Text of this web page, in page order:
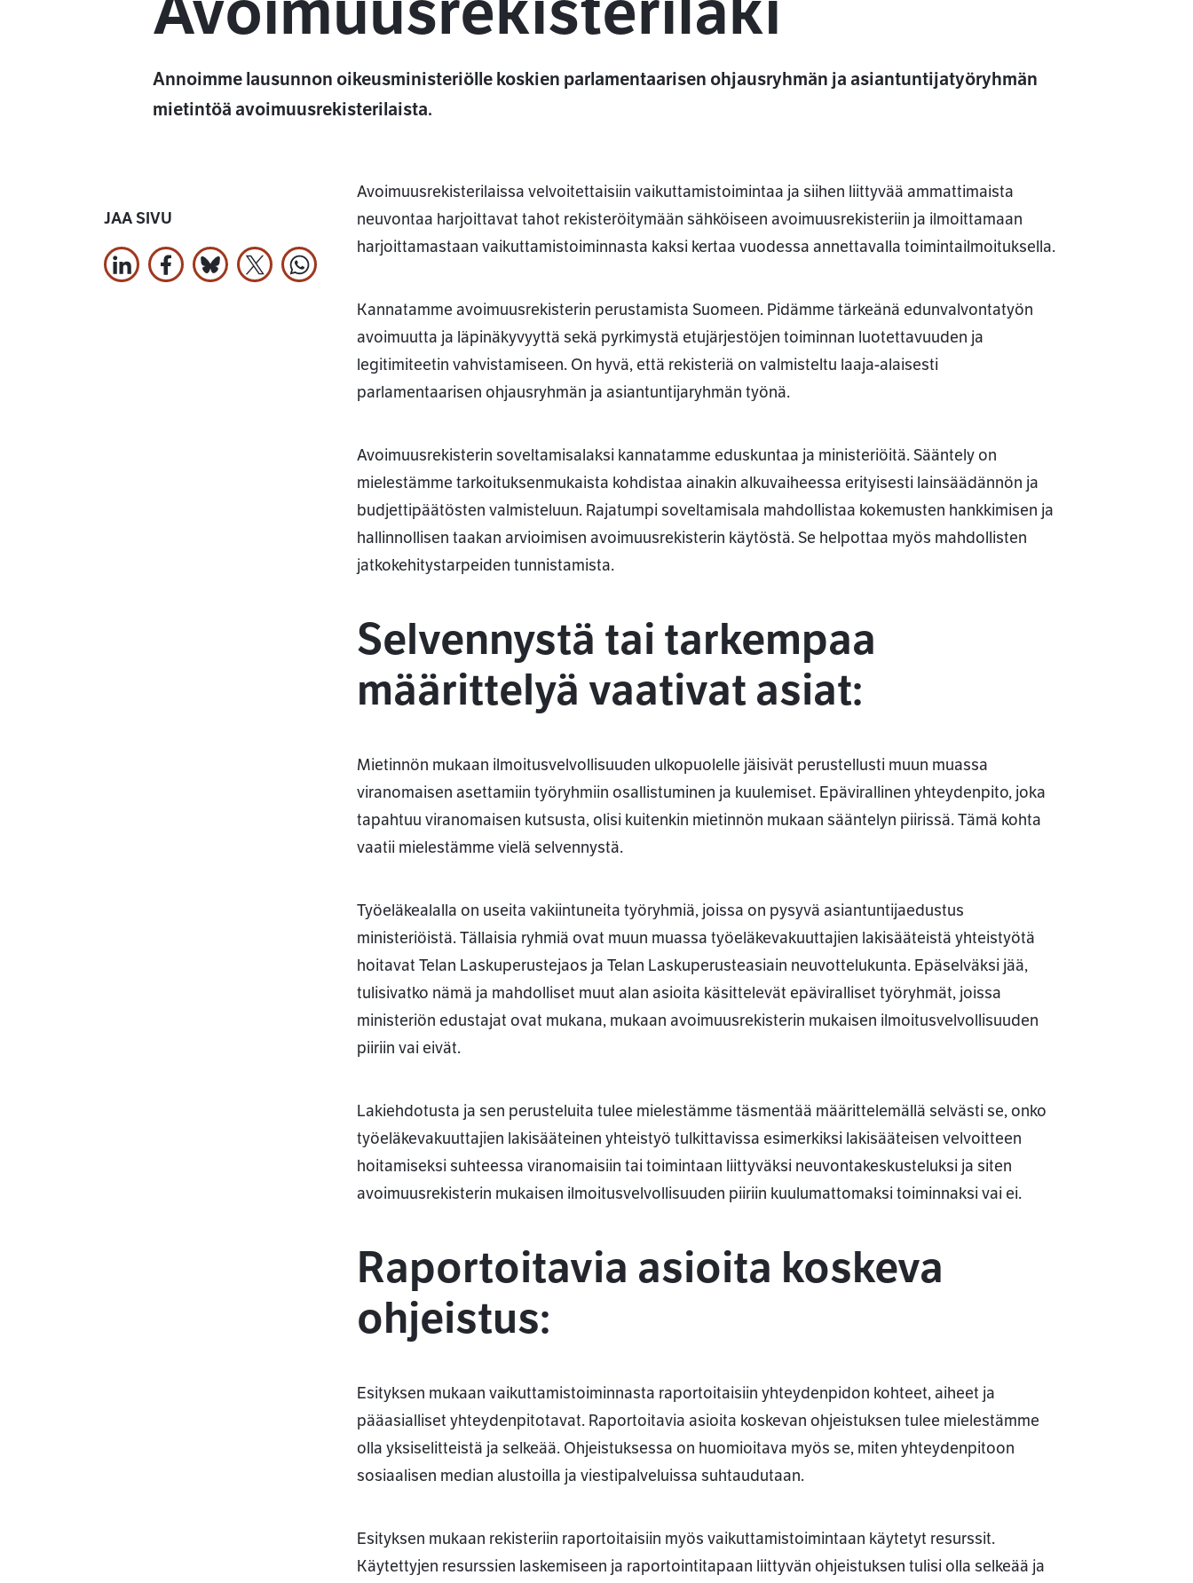
Annoimme lausunnon oikeusministeriölle koskien parlamentaarisen ohjausryhmän ja asiantuntijatyöryhmän
mietintöä avoimuusrekisterilaista.
Avoimuusrekisterilaissa velvoitettaisiin vaikuttamistoimintaa ja siihen liittyvää ammattimaista
neuvontaa harjoittavat tahot rekisteröitymään sähköiseen avoimuusrekisteriin ja ilmoittamaan
harjoittamastaan vaikuttamistoiminnasta kaksi kertaa vuodessa annettavalla toimintailmoituksella.
Kannatamme avoimuusrekisterin perustamista Suomeen. Pidämme tärkeänä edunvalvontatyön
avoimuutta ja läpinäkyvyyttä sekä pyrkimystä etujärjestöjen toiminnan luotettavuuden ja
legitimiteetin vahvistamiseen. On hyvä, että rekisteriä on valmisteltu laaja-alaisesti
parlamentaarisen ohjausryhmän ja asiantuntijaryhmän työnä.
Avoimuusrekisterin soveltamisalaksi kannatamme eduskuntaa ja ministeriöitä. Sääntely on
mielestämme tarkoituksenmukaista kohdistaa ainakin alkuvaiheessa erityisesti lainsäädännön ja
budjettipäätösten valmisteluun. Rajatumpi soveltamisala mahdollistaa kokemusten hankkimisen ja
hallinnollisen taakan arvioimisen avoimuusrekisterin käytöstä. Se helpottaa myös mahdollisten
jatkokehitystarpeiden tunnistamista.
Selvennystä tai tarkempaa
määrittelyä vaativat asiat:
Mietinnön mukaan ilmoitusvelvollisuuden ulkopuolelle jäisivät perustellusti muun muassa
viranomaisen asettamiin työryhmiin osallistuminen ja kuulemiset. Epävirallinen yhteydenpito, joka
tapahtuu viranomaisen kutsusta, olisi kuitenkin mietinnön mukaan sääntelyn piirissä. Tämä kohta
vaatii mielestämme vielä selvennystä.
Työeläkealalla on useita vakiintuneita työryhmiä, joissa on pysyvä asiantuntijaedustus
ministeriöistä. Tällaisia ryhmiä ovat muun muassa työeläkevakuuttajien lakisääteistä yhteistyötä
hoitavat Telan Laskuperustejaos ja Telan Laskuperusteasiain neuvottelukunta. Epäselväksi jää,
tulisivatko nämä ja mahdolliset muut alan asioita käsittelevät epäviralliset työryhmät, joissa
ministeriön edustajat ovat mukana, mukaan avoimuusrekisterin mukaisen ilmoitusvelvollisuuden
piiriin vai eivät.
Lakiehdotusta ja sen perusteluita tulee mielestämme täsmentää määrittelemällä selvästi se, onko
työeläkevakuuttajien lakisääteinen yhteistyö tulkittavissa esimerkiksi lakisääteisen velvoitteen
hoitamiseksi suhteessa viranomaisiin tai toimintaan liittyväksi neuvontakeskusteluksi ja siten
avoimuusrekisterin mukaisen ilmoitusvelvollisuuden piiriin kuulumattomaksi toiminnaksi vai ei.
Raportoitavia asioita koskeva
ohjeistus:
Esityksen mukaan vaikuttamistoiminnasta raportoitaisiin yhteydenpidon kohteet, aiheet ja
pääasialliset yhteydenpitotavat. Raportoitavia asioita koskevan ohjeistuksen tulee mielestämme
olla yksiselitteistä ja selkeää. Ohjeistuksessa on huomioitava myös se, miten yhteydenpitoon
sosiaalisen median alustoilla ja viestipalveluissa suhtaudutaan.
Esityksen mukaan rekisteriin raportoitaisiin myös vaikuttamistoimintaan käytetyt resurssit.
Käytettyjen resurssien laskemiseen ja raportointitapaan liittyvän ohjeistuksen tulisi olla selkeää ja
JAA SIVU
Jaa LinkedInissä
Jaa Facebookissa
Jaa Bluesky:ssa
Jaa X:ssäJaa WhatsApissa